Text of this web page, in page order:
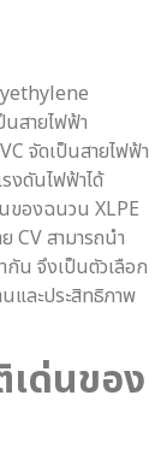
สายไฟฟ้า
จัดเป็นสายไฟฟ้า
งดันไฟฟ้าได้
ของฉนวน XLPE
CV สามารถนำ
กัน จึงเป็นตัวเลือก
และประสิทธิภาพ
ด่นของ